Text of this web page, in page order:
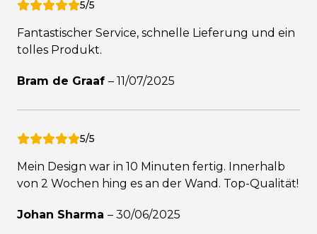
5/5
Fantastischer Service, schnelle Lieferung und ein
tolles Produkt.
Bram de Graaf – 11/07/2025
5/5
Mein Design war in 10 Minuten fertig. Innerhalb
von 2 Wochen hing es an der Wand. Top-Qualität!
Johan Sharma – 30/06/2025